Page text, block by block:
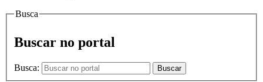
Busca
Buscar no portal
Busca: Buscar